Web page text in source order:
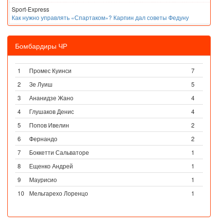
Sport-Express
Как нужно управлять «Спартаком»? Карпин дал советы Федуну
Бомбардиры ЧР
1 Промес Куинси
7
2
Зе Луиш
5
3
Ананидзе Жано
4
4
Глушаков Денис
4
5
Попов Ивелин
2
6
Фернандо
2
7
Боккетти Сальваторе
1
8
Ещенко Андрей
1
9
Маурисио
1
10
Мельгарехо Лоренцо 1